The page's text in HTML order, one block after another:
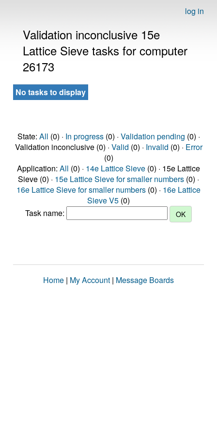
log in
Validation inconclusive 15e
Lattice Sieve tasks for computer
26173
No tasks to display
State: All (0) · In progress(0) · Validation pending (0) ·
Validation inconclusive (0) · Valid (0) · Invalid (0) · Error
(0)
Application: All (0) · 14e Lattice Sieve (0) · 15e Lattice
Sieve (0) · 15e Lattice Sieve for smaller numbers (0) ·
16e Lattice Sieve for smaller numbers (0) · 16e Lattice
Sieve V5 (0)
Task name:
Home | My Account | Message Boards